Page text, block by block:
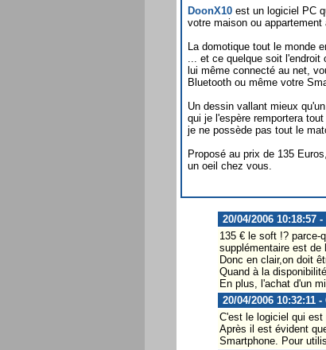
DoonX10 est un logiciel PC
votre maison ou appartement
La domotique tout le monde
... et ce quelque soit
lui même connecté au net,
Bluetooth ou même votre
Un dessin vallant mieux
qui je l'espère remportera
je ne possède pas tout le
Proposé au prix de 135
un oeil chez vous.
20/04/2006 10:18:57
135 € le soft !? parce-
supplémentaire est de
Donc en clair,on doit
Quand à la
En plus, l'achat d'un
20/04/2006 10:32:11
C'est le logiciel qui est
Après il est évident
Smartphone. Pour